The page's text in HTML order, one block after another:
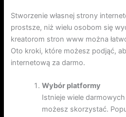
Stworzenie własnej strony
prostsze, niż wielu osobom się
kreatorom stron www można
Oto kroki, które możesz podjąć,
internetową za darmo.
Wybór platformy
Istnieje wiele
możesz skorzystać.